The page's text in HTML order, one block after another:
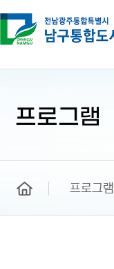
프로그램
프로그램